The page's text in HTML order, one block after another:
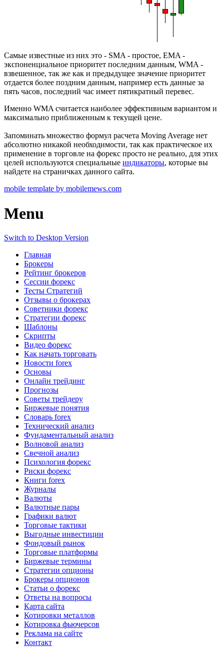
Самые известные из них это - SMA - простое, EMA -
экспоненциальное приоритет последним данным, WMA -
взвешенное, так же как и предыдущее значение приоритет
отдается более поздним данным, например есть данные за
пять часов, последний час имеет пятикратный перевес.
Именно WMA считается наиболее эффективным вариантом и
максимально приближенным к текущей цене.
Запоминать множество формул расчета Moving Average нет
абсолютно никакой необходимости, так как практическое их
применение в торговле на форекс просто не реально, для этих
целей используются специальные индикаторы, которые вы
найдете на страничках данного сайта.
mobile template by mobilemews.com
Menu
Switch to Desktop Version
Главная
Брокеры
Рейтинг брокеров
Сессии форекс
Тесты Стратегий
Отзывы о брокерах
Советники форекс
Стратегии форекс
Шаблоны
Скрипты
Видео форекс
Как начать торговать
Новости forex
Основы
Онлайн трейдинг
Прогнозы
Советы трейдеру
Биржевые понятия
Словарь forex
Технический анализ
Фундаментальный анализ
Волновой анализ
Свечной анализ
Психология форекс
Риски форекс
Книги forex
Журналы
Валюты
Валютные пары
Графики валют
Торговые тактики
Выгодные инвестиции
Фондовый рынок
Торговые платформы
Биржевые термины
Стратегии опционы
Брокеры опционов
Статьи о форекс
Ответы на вопросы
Карта сайта
Котировки металлов
Котировка фьючерсов
Реклама на сайте
Контакт